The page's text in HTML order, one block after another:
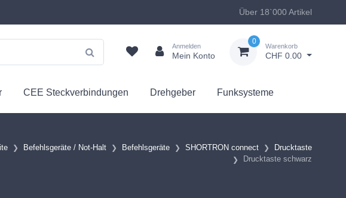
Über 18`000 Artikel
Anmelden
Mein Konto
0
Warenkorb
CHF 0.00
CEE Steckverbindungen Drehgeber Funksysteme
Befehlsgeräte / Not-Halt Befehlsgeräte SHORTRON connect
Drucktaste
Drucktaste schwarz